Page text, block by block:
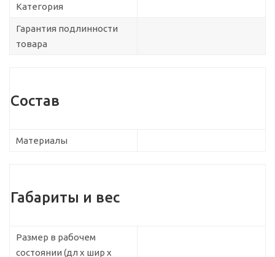
Категория
Гарантия подлинности
товара
Состав
Материалы
Габариты и вес
Размер в рабочем
состоянии (дл х шир х